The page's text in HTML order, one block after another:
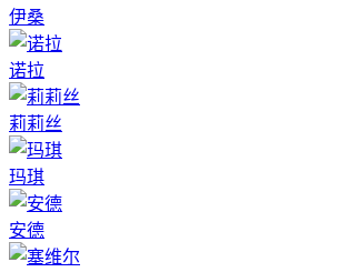
伊桑
诺拉
莉莉丝
玛琪
安德